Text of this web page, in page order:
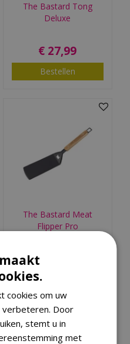
The Bastard Tong
Deluxe
€ 27,99
Bestellen
The Bastard Meat
Flipper Pro
€
Bestellen
cookies om uw
Door
stemt u in
met